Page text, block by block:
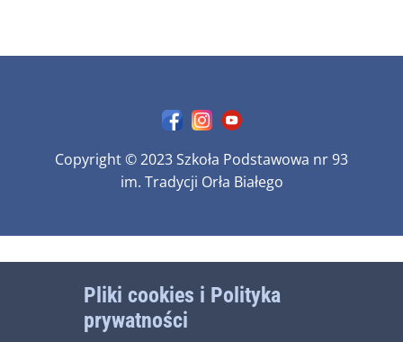
Copyright © 2023 Szkoła Podstawowa nr 93
im. Tradycji Orła Białego
Pliki cookies i Polityka
prywatności